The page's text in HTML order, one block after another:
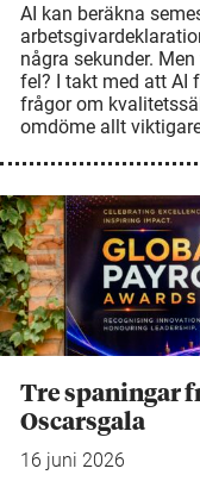
AI kan beräkna
några sekunder.
fel? I takt med att AI
frågor om
omdöme allt
Tre spaningar
Oscarsgala
16 juni 2026